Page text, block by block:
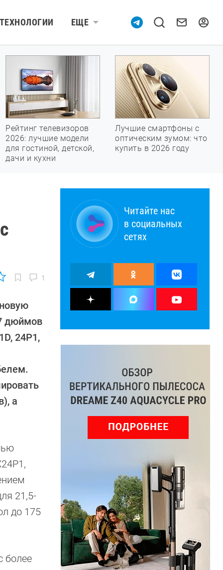
ТЕХНОЛОГИИ ЕЩЕ
Рейтинг телевизоров
2026: лучшие модели
для гостиной, детской,
дачи и кухни
Лучшие смартфоны с
оптическим зумом: что
купить в 2026 году
1
дюймов
24P1,
а
21,5-
до 175
более
Читайте нас
в социальных
сетях